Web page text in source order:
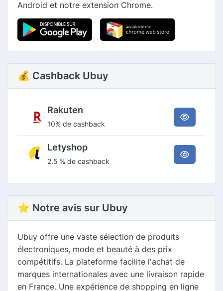
Android et notre extension Chrome.
💰 Cashback Ubuy
Rakuten
10% de cashback
Letyshop
2.5 % de cashback
⭐ Notre avis sur Ubuy
Ubuy offre une vaste sélection de produits
électroniques, mode et beauté à des prix
compétitifs. La plateforme facilite l'achat de
marques internationales avec une livraison rapide
en France. Une expérience de shopping en ligne